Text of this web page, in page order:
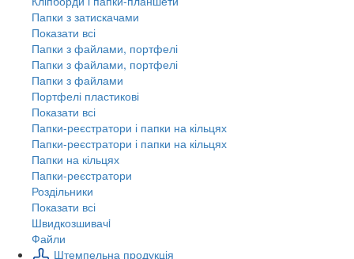
Папки з затискачами
Показати всі
Папки з файлами, портфелі
Папки з файлами, портфелі
Папки з файлами
Портфелі пластикові
Показати всі
Папки-реєстратори і папки на кільцях
Папки-реєстратори і папки на кільцях
Папки на кільцях
Папки-реєстратори
Роздільники
Показати всі
Швидкозшивачi
Файли
Штемпельна продукція